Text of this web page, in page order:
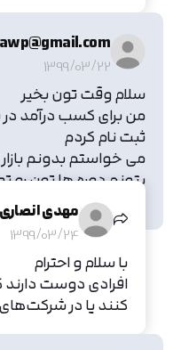
1399/03/22
سلام وقت تون بخیر
من برای کسب درآمد
ثبت نام کردم
می خواستم بدونم
بتونم دوره ها تون
اگه لطف کنید اطلاعات
مهدی انصاری
1399/03/24
با سلام و احترام
افرادی دوست دارند
کنند یا در شرکت‌های